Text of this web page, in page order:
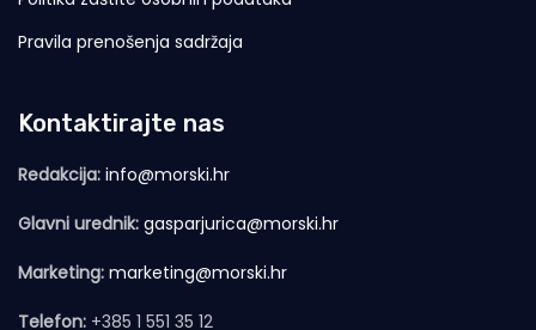
Pravila prenošenja sadržaja
Kontaktirajte nas
Redakcija: info@morski.hr
Glavni urednik: gasparjurica@morski.hr
Marketing: marketing@morski.hr
Telefon: +385 1 551 35 12